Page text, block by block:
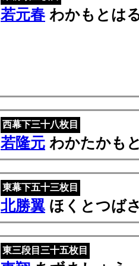
若元春わかもとは
西幕下三十八枚目
若隆元 わかたかもと
東幕下五十三枚目
北勝翼 ほくとつばさ
東三段目三十五枚目